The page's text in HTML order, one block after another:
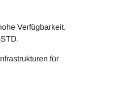
Verfügbarkeit.
für